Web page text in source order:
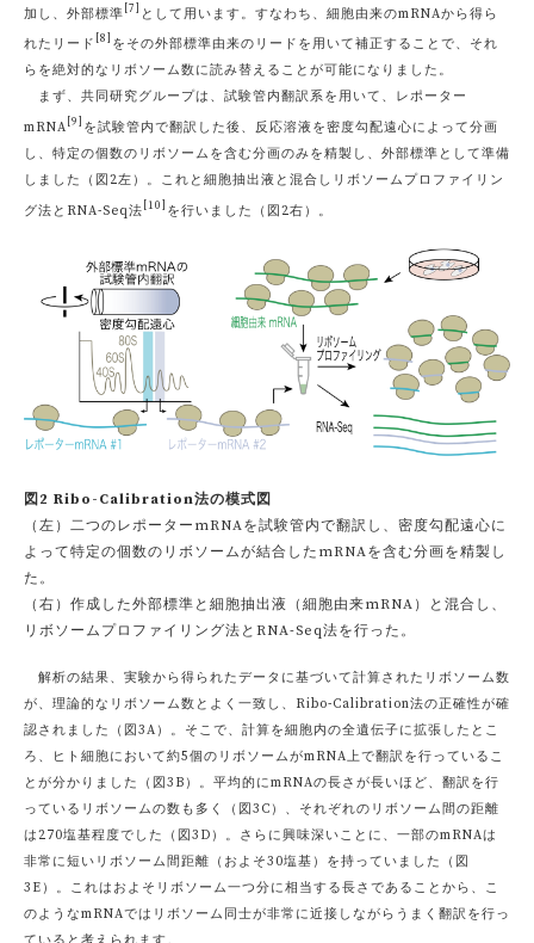
加し、外部標準 [7]
として用います。すなわち、細胞由来のmRNAから得ら
れたリード [8] をその外部標準由来のリードを用いて補正することで、それ
らを絶対的なリボソーム数に読み替えることが可能になりました。
まず、共同研究グループは、試験管内翻訳系を用いて、レポーター
mRNA [9] を試験管内で翻訳した後、反応溶液を密度勾配遠心によって分画
し、特定の個数のリボソームを含む分画のみを精製し、外部標準として準備
しました（図2左）。これと細胞抽出液と混合しリボソームプロファイリン
グ法とRNA-Seq法 [10] を行いました（図2右）。
図2 Ribo-Calibration法の模式図
（左）二つのレポーターmRNAを試験管内で翻訳し、密度勾配遠心に
よって特定の個数のリボソームが結合したmRNAを含む分画を精製し
た。
（右）作成した外部標準と細胞抽出液（細胞由来mRNA）と混合し、
リボソームプロファイリング法とRNA-Seq法を行った。
解析の結果、実験から得られたデータに基づいて計算されたリボソーム数
が、理論的なリボソーム数とよく一致し、Ribo-Calibration法の正確性が確
認されました（図3A）。そこで、計算を細胞内の全遺伝子に拡張したとこ
ろ、ヒト細胞において約5個のリボソームがmRNA上で翻訳を行っているこ
とが分かりました（図3B）。平均的にmRNAの長さが長いほど、翻訳を行
っているリボソームの数も多く（図3C）、それぞれのリボソーム間の距離
は270塩基程度でした（図3D）。さらに興味深いことに、一部のmRNAは
非常に短いリボソーム間距離（およそ30塩基）を持っていました（図
3E）。これはおよそリボソーム一つ分に相当する長さであることから、こ
のようなmRNAではリボソーム同士が非常に近接しながらうまく翻訳を行っ